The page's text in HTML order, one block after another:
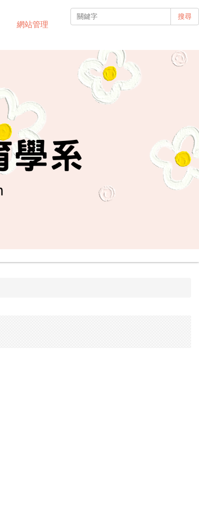
搜尋
網站管理